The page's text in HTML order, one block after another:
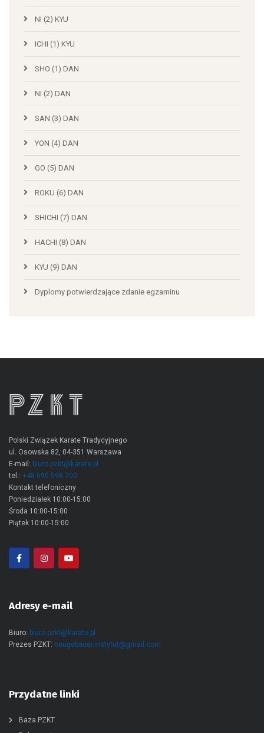
NI (2) KYU
ICHI (1) KYU
SHO (1) DAN
NI (2) DAN
SAN (3) DAN
YON (4) DAN
GO (5) DAN
ROKU (6) DAN
SHICHI (7) DAN
HACHI (8) DAN
KYU (9) DAN
Dyplomy potwierdzające zdanie egzaminu
Polski Związek Karate Tradycyjnego
ul. Osowska 82, 04-351 Warszawa
E-mail: biuro.pzkt@karate.pl
tel.: +48 690 598 700
Kontakt telefoniczny
Poniedziałek 10:00-15:00
Środa 10:00-15:00
Piątek 10:00-15:00
Adresy e-mail
Biuro: biuro.pzkt@karate.pl
Prezes PZKT: neugebauer.instytut@gmail.com
Przydatne linki
Baza PZKT